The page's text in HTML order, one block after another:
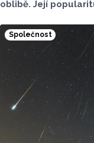
oblibě. Její
nebo o víkendu
má nová letní
Společnost